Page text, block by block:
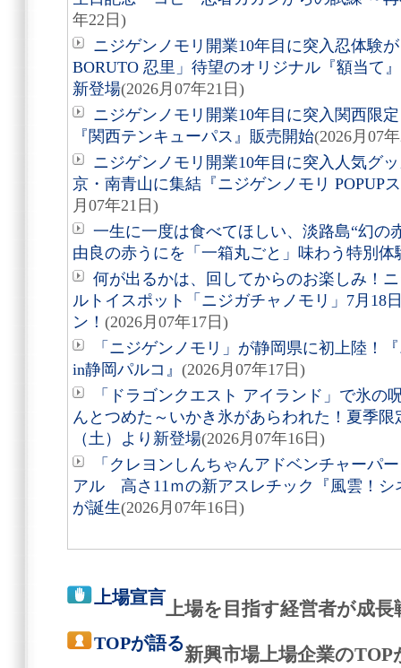
年22日)
ニジゲンノモリ開業10年目に突入忍体験
BORUTO 忍里」待望のオリジナル『額当て
新登場(2026月07年21日)
ニジゲンノモリ開業10年目に突入関西限
『関西テンキューパス』販売開始(2026月07
ニジゲンノモリ開業10年目に突入人気グ
京・南青山に集結『ニジゲンノモリ POPUP
月07年21日)
一生に一度は食べてほしい、淡路島“幻
由良の赤うにを「一箱丸ごと」味わう特別体
何が出るかは、回してからのお楽しみ！
ルトイスポット「ニジガチャノモリ」7月18
ン！ (2026月07年17日)
「ニジゲンノモリ」が静岡県に初上陸！
in静岡パルコ』 (2026月07年17日)
「ドラゴンクエスト アイランド」で氷の
んとつめた～いかき氷があらわれた！夏季
（土）より新登場(2026月07年16日)
「クレヨンしんちゃんアドベンチャーパ
アル 高さ11ｍの新アスレチック『風雲！シ
が誕生(2026月07年16日)
上場宣言
上場を目指す経営者が成
TOPが語る
新興市場上場企業の